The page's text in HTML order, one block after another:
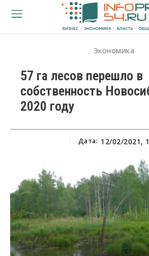
Экономика
57 га лесов перешло в
собственность
2020 году
Дата: 12/02/2021,